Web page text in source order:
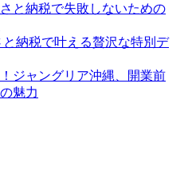
と納税で失敗しないための
納税で叶える贅沢な特別デ
ジャングリア沖縄、開業前
魅力